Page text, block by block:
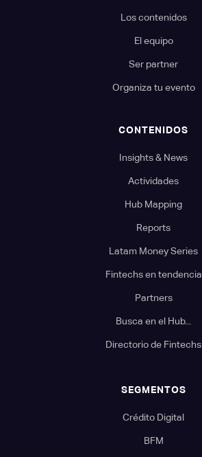
Los contenidos
El equipo
Ser partner
Organiza tu evento
CONTENIDOS
Insights & News
Actividades
Hub Mapping
Reports
Latam Money Series
Fintechs en tendencia
Partners
Busca en el Hub...
Directorio de Fintechs
SEGMENTOS
Crédito Digital
BFM